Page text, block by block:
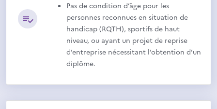
Pas de condition d’âge pour les
personnes reconnues en situation de
handicap (RQTH), sportifs de haut
niveau, ou ayant un projet de reprise
d’entreprise nécessitant l’obtention d’un
diplôme.